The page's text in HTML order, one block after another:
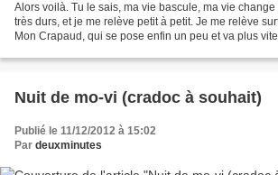
Alors voilà. Tu le sais, ma vie bascule, ma vie
très durs, et je me relève petit à petit. Je me relève
Mon Crapaud, qui se pose enfin un peu et va plus
Nuit de mo-vi (cradoc à souhait)
Publié le 11/12/2012 à 15:02
Par deuxminutes